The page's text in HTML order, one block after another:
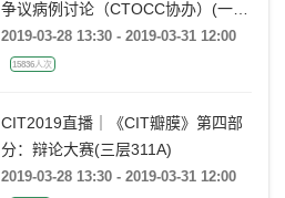
争议病例讨论（CTOCC协办）(一层
多功能C厅)
2019-03-28 13:30 - 2019-03-31 12:00
15836人次
CIT2019直播｜《CIT瓣膜》第四部
分：辩论大赛(三层311A)
2019-03-28 13:30 - 2019-03-31 12:00